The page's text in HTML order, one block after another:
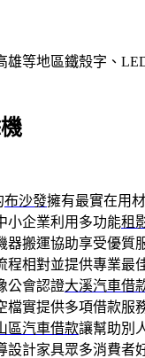
等地區鐵殼字、
布沙發擁有最實在用
小企業利用多功能租
器搬運協助享受優質
程相對並提供專業最
公會認證大溪汽車借
檔實提供多項借款服
區汽車借款讓幫助別
設計家具眾多消費者